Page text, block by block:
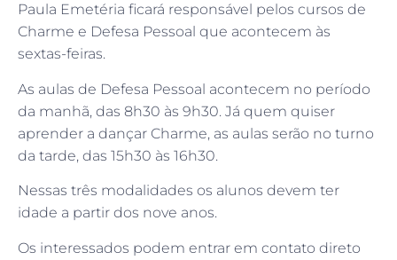
Paula Emetéria ficará responsável pelos cursos de
Charme e Defesa Pessoal que acontecem às
sextas-feiras.
As aulas de Defesa Pessoal acontecem no período
da manhã, das 8h30 às 9h30. Já quem quiser
aprender a dançar Charme, as aulas serão no turno
da tarde, das 15h30 às 16h30.
Nessas três modalidades os alunos devem ter
idade a partir dos nove anos.
Os interessados podem entrar em contato direto